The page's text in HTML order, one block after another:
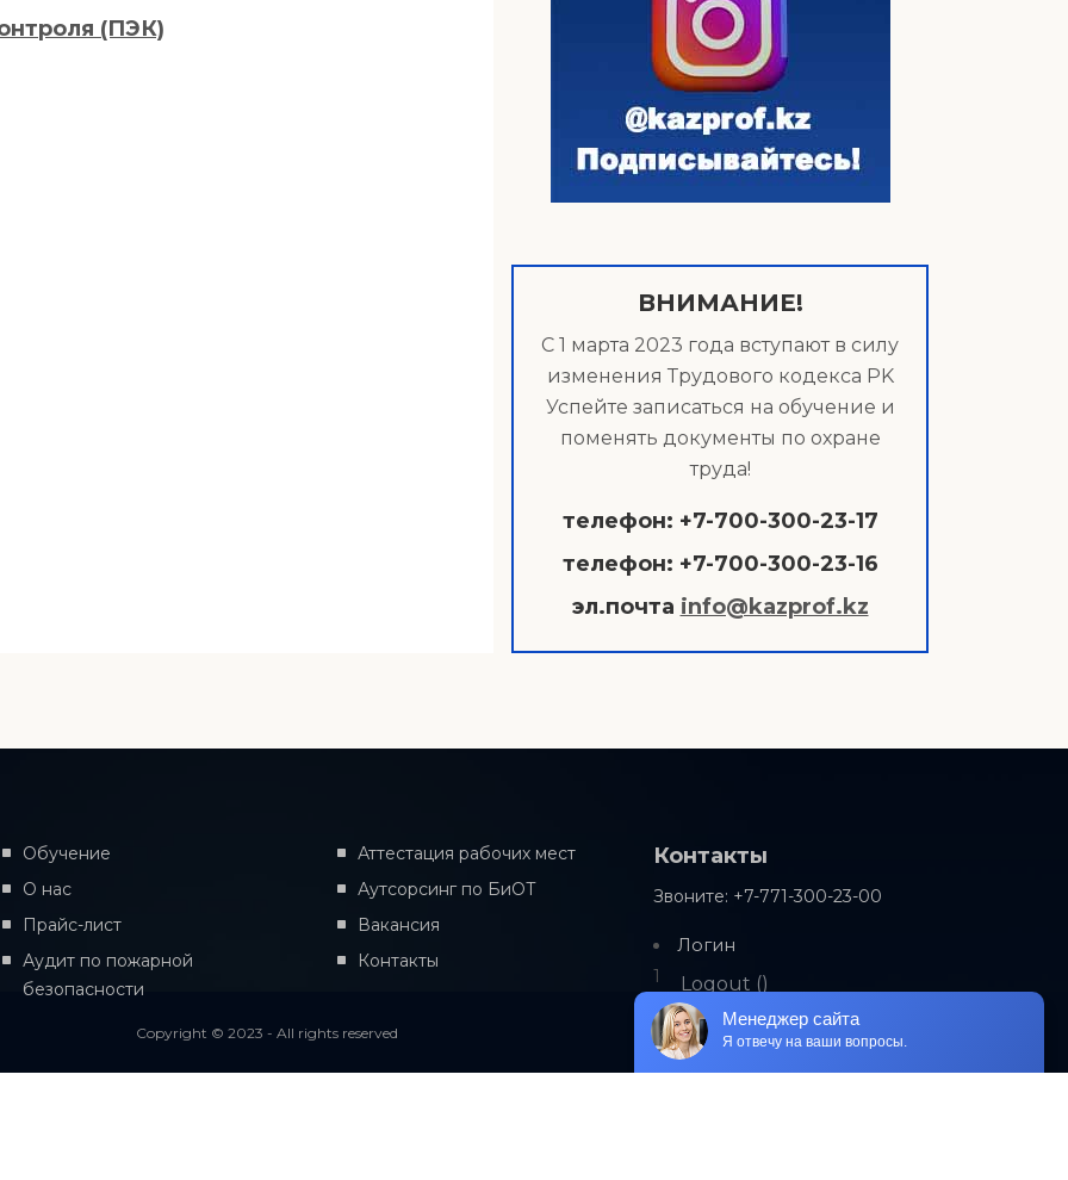
(ПЭК)
ВНИМАНИЕ!
С 1 марта 2023 года вступают в силу
изменения Трудового кодекса РK
Успейте записаться на обучение и
поменять документы по охране
труда!
телефон: +7-700-300-23-17
телефон: +7-700-300-23-16
эл.почта info@kazprof.kz
Обучение
О нас
Прайс-лист
Аудит по пожарной
безопасности
Аттестация рабочих мест
Аутсорсинг по БиОТ
Вакансия
Контакты
Контакты
Звоните: +7-771-300-23-00
Логин
1
Logout ()
Copyright © 2023 - All rights reserved
Менеджер сайта
Я отвечу на ваши вопросы.